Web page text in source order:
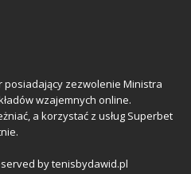
zezwolenie Ministra
wzajemnych online.
a korzystać z usług Superbet
by tenisbydawid.pl